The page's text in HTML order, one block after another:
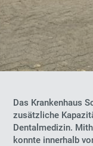
Das Krankenhaus
zusätzliche
Dentalmedizin.
konnte innerhalb